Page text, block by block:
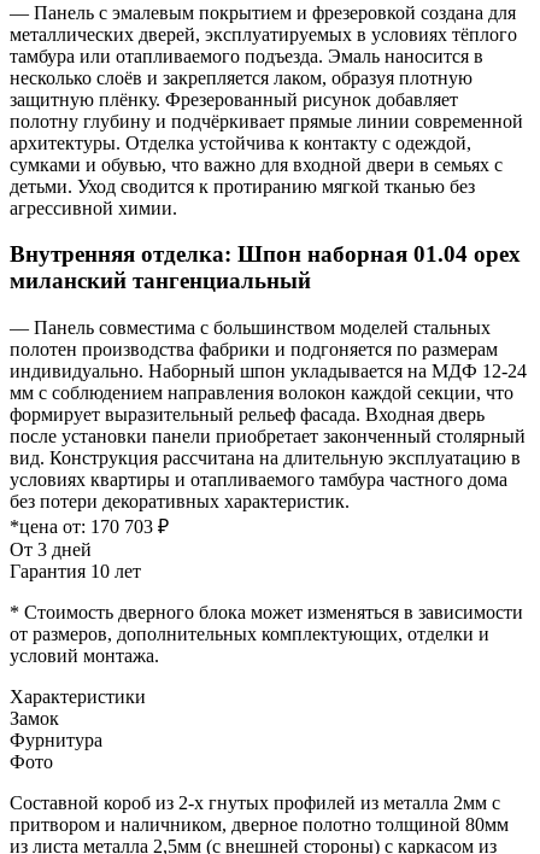
— Панель с эмалевым покрытием и фрезеровкой создана для
металлических дверей, эксплуатируемых в условиях тёплого
тамбура или отапливаемого подъезда. Эмаль наносится в
несколько слоёв и закрепляется лаком, образуя плотную
защитную плёнку. Фрезерованный рисунок добавляет
полотну глубину и подчёркивает прямые линии современной
архитектуры. Отделка устойчива к контакту с одеждой,
сумками и обувью, что важно для входной двери в семьях с
детьми. Уход сводится к протиранию мягкой тканью без
агрессивной химии.
Внутренняя отделка: Шпон наборная 01.04 орех
миланский тангенциальный
— Панель совместима с большинством моделей стальных
полотен производства фабрики и подгоняется по размерам
индивидуально. Наборный шпон укладывается на МДФ 12-24
мм с соблюдением направления волокон каждой секции, что
формирует выразительный рельеф фасада. Входная дверь
после установки панели приобретает законченный столярный
вид. Конструкция рассчитана на длительную эксплуатацию в
условиях квартиры и отапливаемого тамбура частного дома
без потери декоративных характеристик.
*цена от: 170 703 ₽
От 3 дней
Гарантия 10 лет
* Стоимость дверного блока может изменяться в зависимости
от размеров, дополнительных комплектующих, отделки и
условий монтажа.
Характеристики
Замок
Фурнитура
Фото
Составной короб из 2-х гнутых профилей из металла 2мм с
притвором и наличником, дверное полотно толщиной 80мм
из листа металла 2,5мм (с внешней стороны) c каркасом из